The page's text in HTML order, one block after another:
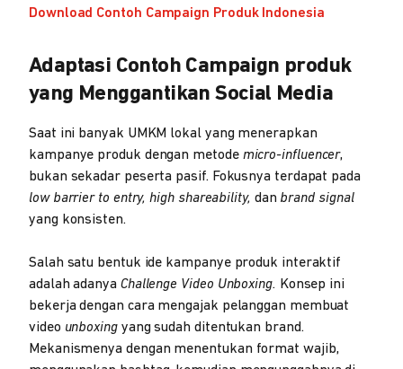
Download Contoh Campaign Produk Indonesia
Adaptasi Contoh Campaign produk
yang Menggantikan Social Media
Saat ini banyak UMKM lokal yang menerapkan
kampanye produk dengan metode micro-influencer,
bukan sekadar peserta pasif. Fokusnya terdapat pada
low barrier to entry, high shareability, dan brand signal
yang konsisten.
Salah satu bentuk ide kampanye produk interaktif
adalah adanya Challenge Video Unboxing. Konsep ini
bekerja dengan cara mengajak pelanggan membuat
video unboxing yang sudah ditentukan brand.
Mekanismenya dengan menentukan format wajib,